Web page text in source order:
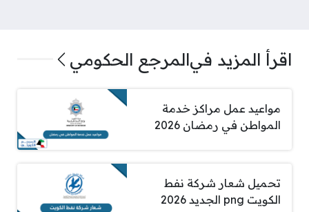
اقرأ المزيد فيالمرجع الحكومي
مواعيد عمل مراكز خدمة
المواطن في رمضان 2026
تحميل شعار شركة نفط
الكويت png الجديد 2026